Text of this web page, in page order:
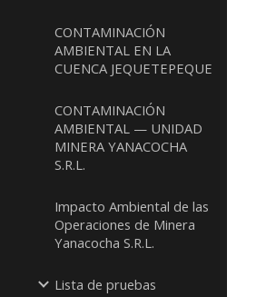
CONTAMINACIÓN
AMBIENTAL EN LA
CUENCA JEQUETEPEQUE
CONTAMINACIÓN
AMBIENTAL — UNIDAD
MINERA YANACOCHA
S.R.L.
Impacto Ambiental de las
Operaciones de Minera
Yanacocha S.R.L.
Lista de pruebas